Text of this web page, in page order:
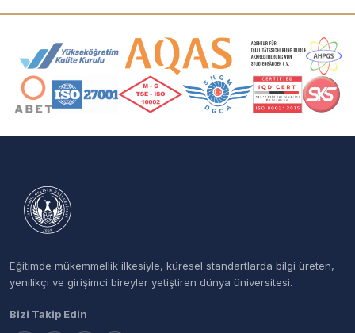
Akreditasyon ve Üyelik Logoları
Eğitimde mükemmellik ilkesiyle, küresel standartlarda bilgi üreten,
yenilikçi ve girişimci bireyler yetiştiren dünya üniversitesi.
Bizi Takip Edin